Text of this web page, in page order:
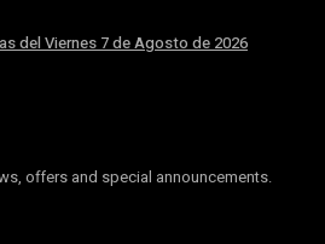
del Viernes 7 de Agosto de 2026
offers and special announcements.